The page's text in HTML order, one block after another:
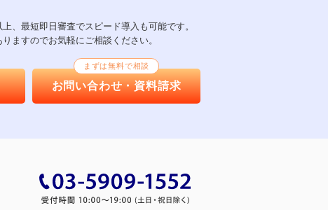
、最短即日審査でスピード導入も可能です。
ますのでお気軽にご相談ください。
まずは無料で相談
お問い合わせ・資料請求